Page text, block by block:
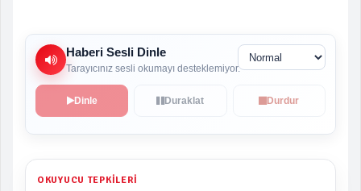
Haberi Sesli Dinle
Tarayıcınız sesli okumayı desteklemiyor.
Dinle Duraklat Durdur
OKUYUCU TEPKILERI